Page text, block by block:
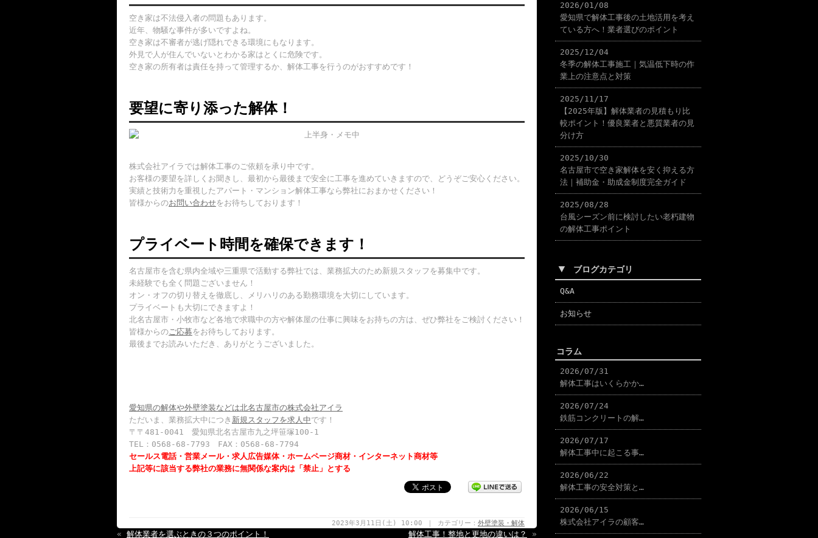
空き家は不法侵入者の問題もあります。
近年、物騒な事件が多いですよね。
空き家は不審者が逃げ隠れできる環境にもなります。
外見で人が住んでいないとわかる家はとくに危険です。
空き家の所有者は責任を持って管理するか、解体工事を行うのがおすすめです！
要望に寄り添った解体！
株式会社アイラでは解体工事のご依頼を承り中です。
お客様の要望を詳しくお聞きし、最初から最後まで安全に工事を進めていきますので、どうぞご安心ください。
実績と技術力を重視したアパート・マンション解体工事なら弊社におまかせください！
皆様からのお問い合わせをお待ちしております！
プライベート時間を確保できます！
名古屋市を含む県内全域や三重県で活動する弊社では、業務拡大のため新規スタッフを募集中です。
未経験でも全く問題ございません！
オン・オフの切り替えを徹底し、メリハリのある勤務環境を大切にしています。
プライベートも大切にできますよ！
北名古屋市・小牧市など各地で求職中の方や解体屋の仕事に興味をお持ちの方は、ぜひ弊社をご検討ください！
皆様からのご応募をお待ちしております。
最後までお読みいただき、ありがとうございました。
愛知県の解体や外壁塗装などは北名古屋市の株式会社アイラ
ただいま、業務拡大中につき 新規スタッフを求人中です！
〒〒481-0041 愛知県北名古屋市九之坪笹塚100-1
TEL：0568-68-7793 FAX：0568-68-7794
セールス電話・営業メール・求人広告媒体・ホームページ商材・インターネット商材等
上記等に該当する弊社の業務に無関係な案内は「禁止」とする
2023年3月11日(土) 10:00 ｜ カテゴリー： 外壁塗装・解体
« 解体業者を選ぶときの３つのポイント！ 解体工事！整地と更地の違いは？ »
2026/01/08
愛知県で解体工事後の土地活用を考え
ている方へ！業者選びのポイント
2025/12/04
冬季の解体工事施工｜気温低下時の作
業上の注意点と対策
2025/11/17
【2025年版】解体業者の見積もり比
較ポイント！優良業者と悪質業者の見
分け方
2025/10/30
名古屋市で空き家解体を安く抑える方
法｜補助金・助成金制度完全ガイド
2025/08/28
台風シーズン前に検討したい老朽建物
の解体工事ポイント
▼ ブログカテゴリ
Q&A
お知らせ
コラム
2026/07/31
解体工事はいくらかか…
2026/07/24
鉄筋コンクリートの解…
2026/07/17
解体工事中に起こる事…
2026/06/22
解体工事の安全対策と…
2026/06/15
株式会社アイラの顧客…